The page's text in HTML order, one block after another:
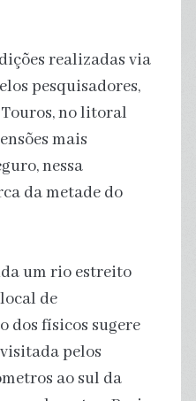
realizadas via
pesquisadores,
no litoral
mais
nessa
da metade do
um rio estreito
de
dos físicos sugere
pelos
ao sul da